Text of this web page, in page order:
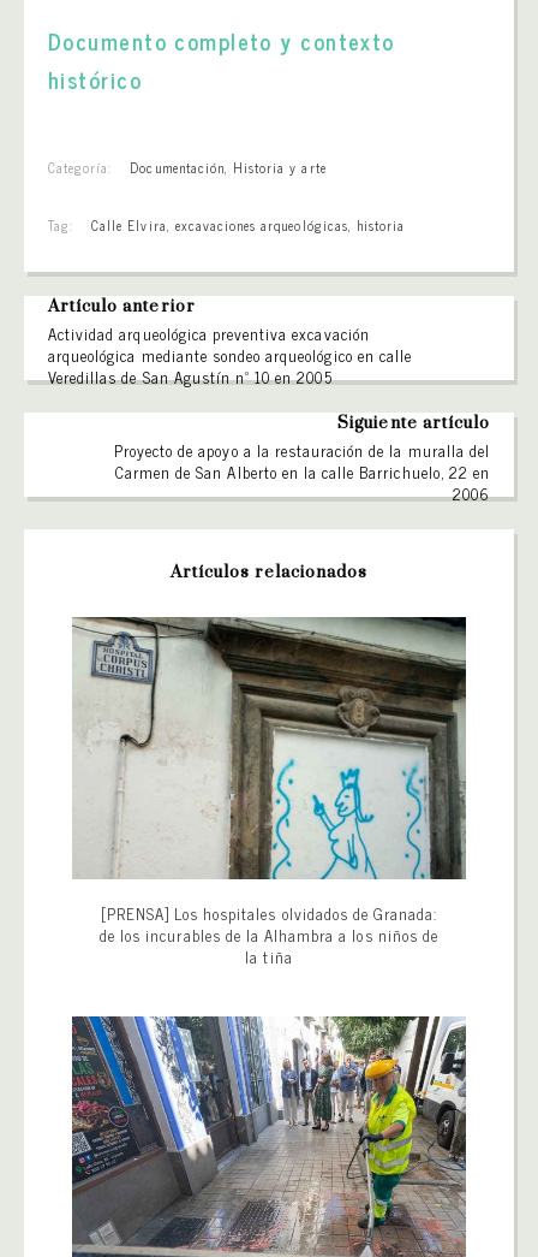
Documento completo y contexto
histórico
Categoría: Documentación Historia y arte
Tag: Calle Elvira excavaciones arqueológicas historia
Artículo anterior
Actividad arqueológica preventiva excavación
arqueológica mediante sondeo arqueológico en calle
Veredillas de San Agustín nº 10 en 2005
Siguiente artículo
Proyecto de apoyo a la restauración de la muralla del
Carmen de San Alberto en la calle Barrichuelo, 22 en
2006
Artículos relacionados
[PRENSA] Los hospitales olvidados de Granada:
de los incurables de la Alhambra a los niños de
la tiña